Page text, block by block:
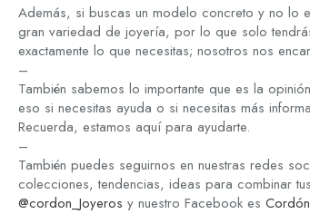
Además, si buscas un modelo concreto y no lo
gran variedad de joyería, por lo que solo
exactamente lo que necesitas; nosotros nos
–
También sabemos lo importante que es la
eso si necesitas ayuda o si necesitas más
Recuerda, estamos aquí para ayudarte.
–
También puedes seguirnos en nuestras redes
colecciones, tendencias, ideas para combinar
@cordon_Joyeros y nuestro Facebook es